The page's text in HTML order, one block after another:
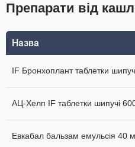
Препарати від
Назва
IF Бронхоплант таблетки
АЦ-Хелп IF таблетки шипучі
Евкабал бальзам емульсія 40